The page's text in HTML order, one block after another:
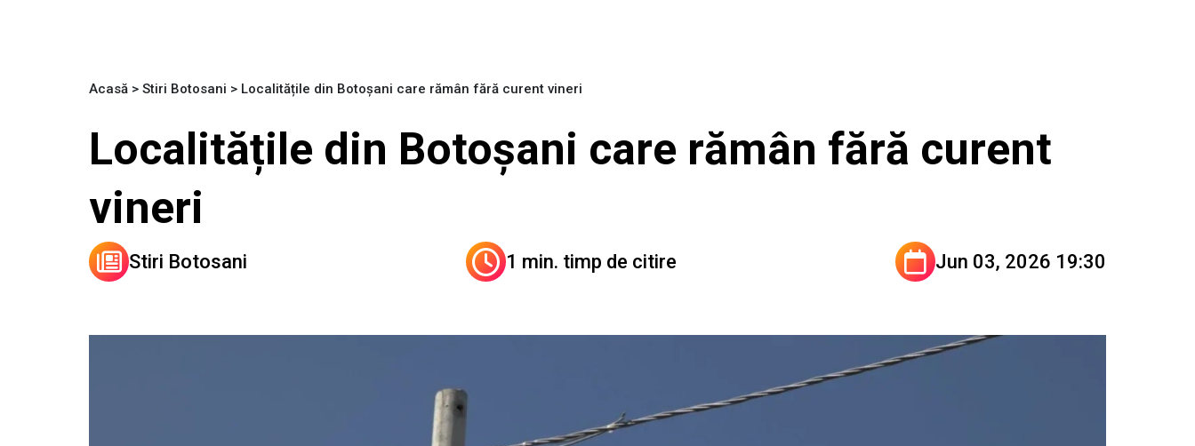
Acasă > Stiri Botosani > Localitățile din Botoșani care rămân fără curent vineri
Localitățile din Botoșani care rămân fără curent
vineri
Stiri Botosani 1 min. timp de citire Jun 03, 2026 19:30